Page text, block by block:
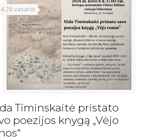
28 vasario
Timinskaitė pristato
poezijos knygą „Vėjo